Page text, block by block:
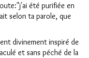
été purifiée en
selon ta parole, que
divinement inspiré de
et sans péché de la